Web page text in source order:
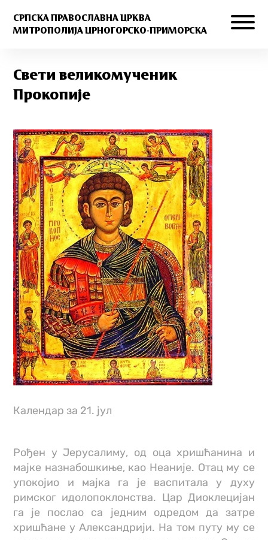
СРПСКА ПРАВОСЛАВНА ЦРКВА
МИТРОПОЛИЈА ЦРНОГОРСКО-ПРИМОРСКА
Свети великомученик
Прокопије
Календар за 21. јул
Рођен у Јерусалиму, од оца хришћанина и
мајке назнабошкиње, као Неаније. Отац му се
упокојио и мајка га је васпитала у духу
римског идолопоклонства. Цар Диоклецијан
га је послао са једним одредом да затре
хришћане у Александрији. На том путу му се